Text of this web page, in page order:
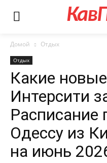
Домой Отдых
Отдых
Какие
Интерсити
Расписание
Одессу из
на июнь